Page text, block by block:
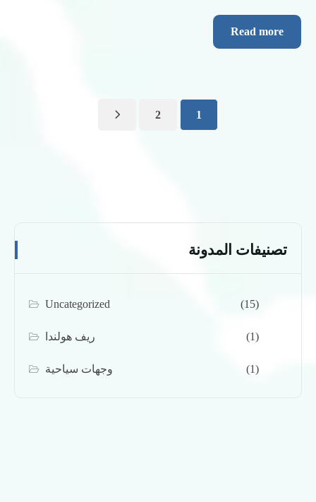
Read more
1
2
تصنيفات المدونة
Uncategorized (15)
ريف هولندا (1)
وجهات سياحية (1)